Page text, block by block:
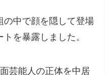
の中で顔を隠して登場
を暴露しました。
芸能人の正体を中居